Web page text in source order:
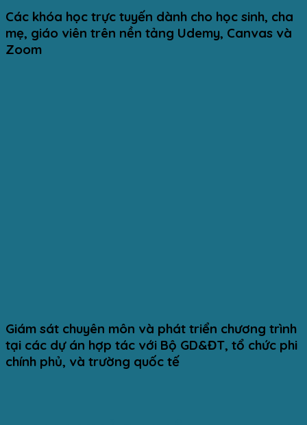
Các khóa học trực tuyến dành cho học sinh, cha
mẹ, giáo viên trên nền tảng Udemy, Canvas và
Zoom
Giám sát chuyên môn và phát triển chương trình
tại các dự án hợp tác với Bộ GD&ĐT, tổ chức phi
chính phủ, và trường quốc tế